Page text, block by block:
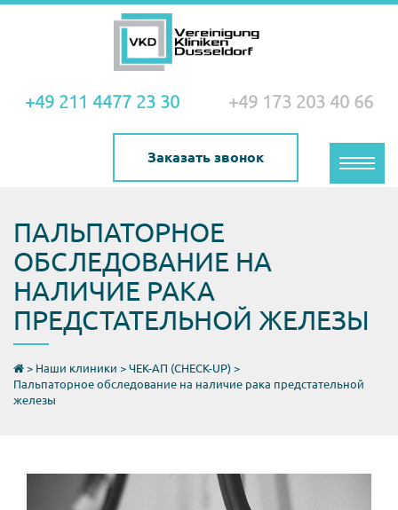
+49 211 4477 23 30 +49 173 203 40 66
Заказать звонок
Toggle
ПАЛЬПАТОРНОЕ
ОБСЛЕДОВАНИЕ НА
НАЛИЧИЕ РАКА
ПРЕДСТАТЕЛЬНОЙ ЖЕЛЕЗЫ
> Наши клиники > ЧЕК-АП (CHECK-UP) >
Пальпаторное обследование на наличие рака предстательной
железы